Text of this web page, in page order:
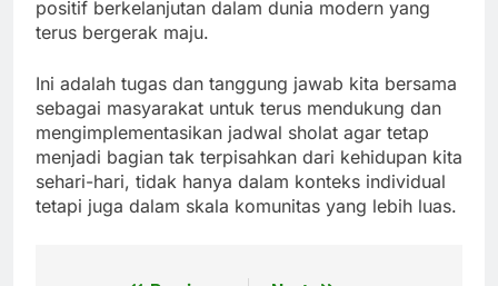
positif berkelanjutan dalam dunia modern yang
terus bergerak maju.
Ini adalah tugas dan tanggung jawab kita bersama
sebagai masyarakat untuk terus mendukung dan
mengimplementasikan jadwal sholat agar tetap
menjadi bagian tak terpisahkan dari kehidupan kita
sehari-hari, tidak hanya dalam konteks individual
tetapi juga dalam skala komunitas yang lebih luas.